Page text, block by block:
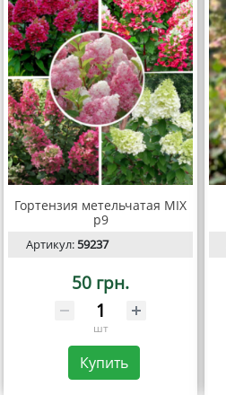
Гортензия метельчатая MIX
р9
Артикул:59237
50 грн.
шт
Купить